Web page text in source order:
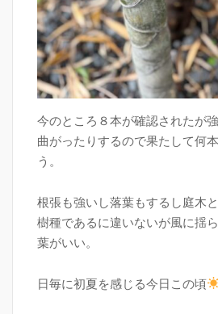
今のところ８本が確認されたが
曲がったりするので果たして何
う。
根張も強いし落葉もするし庭木
樹種であるに違いないが風に揺
葉がいい。
日毎に初夏を感じる今日この頃